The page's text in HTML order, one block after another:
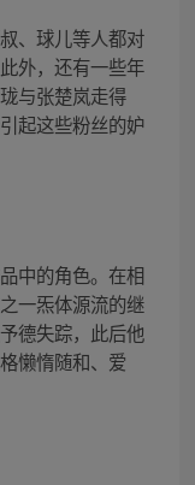
、球儿等人都对
外，还有一些年
与张楚岚走得
起这些粉丝的妒
中的角色。在相
一炁体源流的继
德失踪，此后他
懒惰随和、爱